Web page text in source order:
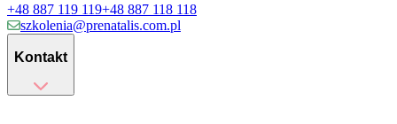
+48 887 119 119+48 887 118 118
szkolenia@prenatalis.com.pl
Kontakt